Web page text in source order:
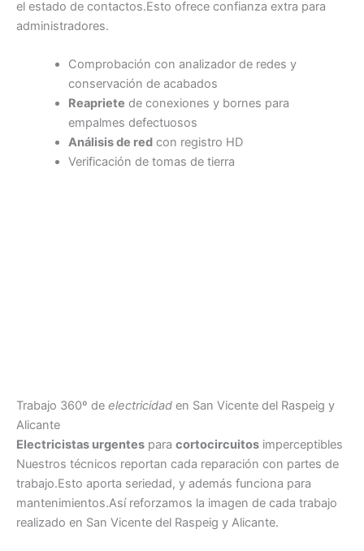
el estado de contactos.Esto ofrece confianza extra para
administradores.
Comprobación con analizador de redes y
conservación de acabados
Reapriete de conexiones y bornes para
empalmes defectuosos
Análisis de red con registro HD
Verificación de tomas de tierra
Trabajo 360º de electricidad en San Vicente del Raspeig y
Alicante
Electricistas urgentes para cortocircuitos imperceptibles
Nuestros técnicos reportan cada reparación con partes de
trabajo.Esto aporta seriedad, y además funciona para
mantenimientos.Así reforzamos la imagen de cada trabajo
realizado en San Vicente del Raspeig y Alicante.